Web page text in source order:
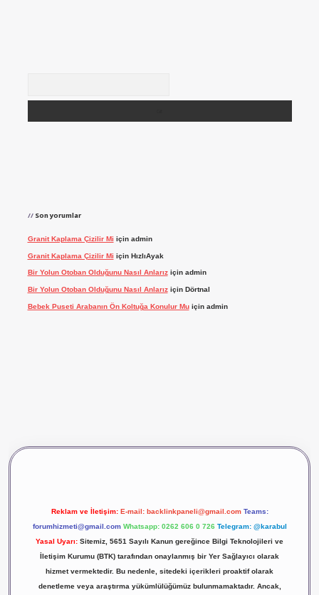
Son yorumlar
Granit Kaplama Çizilir Mi için admin
Granit Kaplama Çizilir Mi için HızlıAyak
Bir Yolun Otoban Olduğunu Nasıl Anlarıziçin admin
Bir Yolun Otoban Olduğunu Nasıl Anlarıziçin Dörtnal
Bebek Puseti Arabanın Ön Koltuğa Konulur Muiçin admin
Reklam ve İletişim: E-mail: backlinkpaneli@gmail.com Teams:
forumhizmeti@gmail.com Whatsapp: 0262 606 0 726 Telegram: @karabul
Yasal Uyarı: Sitemiz, 5651 Sayılı Kanun gereğince Bilgi Teknolojileri ve
İletişim Kurumu (BTK) tarafından onaylanmış bir Yer Sağlayıcı olarak
hizmet vermektedir. Bu nedenle, sitedeki içerikleri proaktif olarak
denetleme veya araştırma yükümlülüğümüz bulunmamaktadır. Ancak,